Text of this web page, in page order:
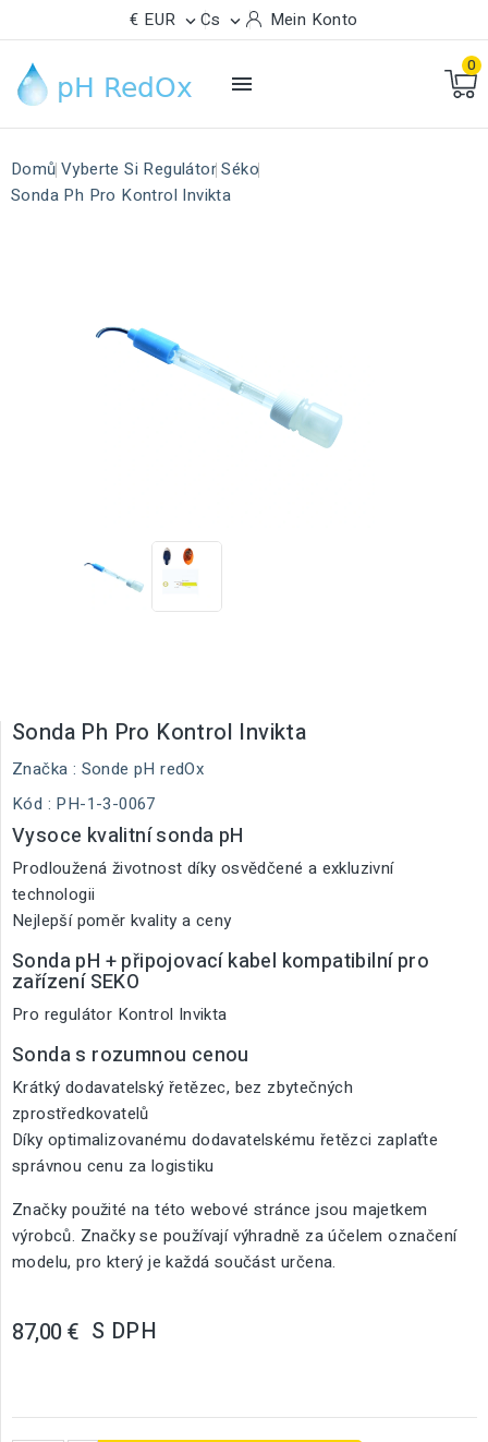
€ EUR  Cs  Mein Konto

0
Domů Vyberte Si Regulátor Séko
Sonda Ph Pro Kontrol Invikta
Sonda Ph Pro Kontrol Invikta
Značka : Sonde pH redOx
Kód : PH-1-3-0067
Vysoce kvalitní sonda pH
Prodloužená životnost díky osvědčené a exkluzivní
technologii
Nejlepší poměr kvality a ceny
Sonda pH + připojovací kabel kompatibilní pro
zařízení SEKO
Pro regulátor Kontrol Invikta
Sonda s rozumnou cenou
Krátký dodavatelský řetězec, bez zbytečných
zprostředkovatelů
Díky optimalizovanému dodavatelskému řetězci zaplaťte
správnou cenu za logistiku
Značky použité na této webové stránce jsou majetkem
výrobců. Značky se používají výhradně za účelem označení
modelu, pro který je každá součást určena.
87,00 € S DPH